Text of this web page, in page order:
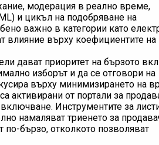
модерация в реално време,
и цикъл на подобряване на
важно в категории като
влияние върху коефициентите на
дават приоритет на бързото
изборът и да се отговори на
върху минимизирането на
активирани от портали за
Инструментите за
намаляват триенето за
бързо, отколкото позволяват